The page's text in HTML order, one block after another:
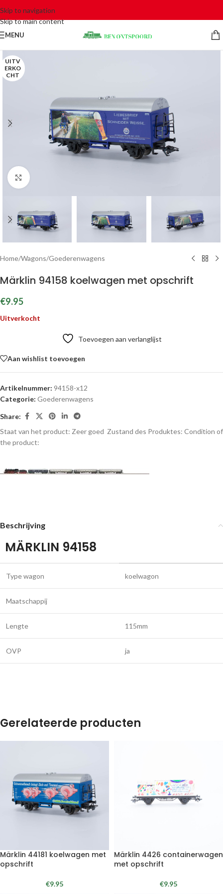
Skip to navigation
Skip to main content
MENU
UITV
ERKO
CHT
Click to enlarge
Home/Wagons/Goederenwagens
Märklin 94158 koelwagen met opschrift
€9.95
Uitverkocht
Toevoegen aan verlanglijst
Aan wishlist toevoegen
Artikelnummer: 94158-x12
Categorie: Goederenwagens
Share:
Staat van het product: Zeer goed Zustand des Produktes: Condition of
the product:
Beschrijving
MÄRKLIN 94158
Type wagon koelwagon
Maatschappij
Lengte 115mm
OVP ja
Gerelateerde producten
Märklin 44181 koelwagen met
opschrift
€9.95
Märklin 4426 containerwagen
met opschrift
€9.95